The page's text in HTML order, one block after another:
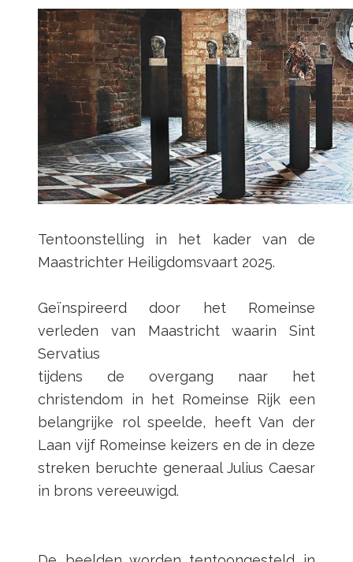
Tentoonstelling in het kader van de
Maastrichter Heiligdomsvaart 2025.
Geïnspireerd door het Romeinse
verleden van Maastricht waarin Sint
Servatius
tijdens de overgang naar het
christendom in het Romeinse Rijk een
belangrijke rol speelde, heeft Van der
Laan vijf Romeinse keizers en de in deze
streken beruchte generaal Julius Caesar
in brons vereeuwigd.